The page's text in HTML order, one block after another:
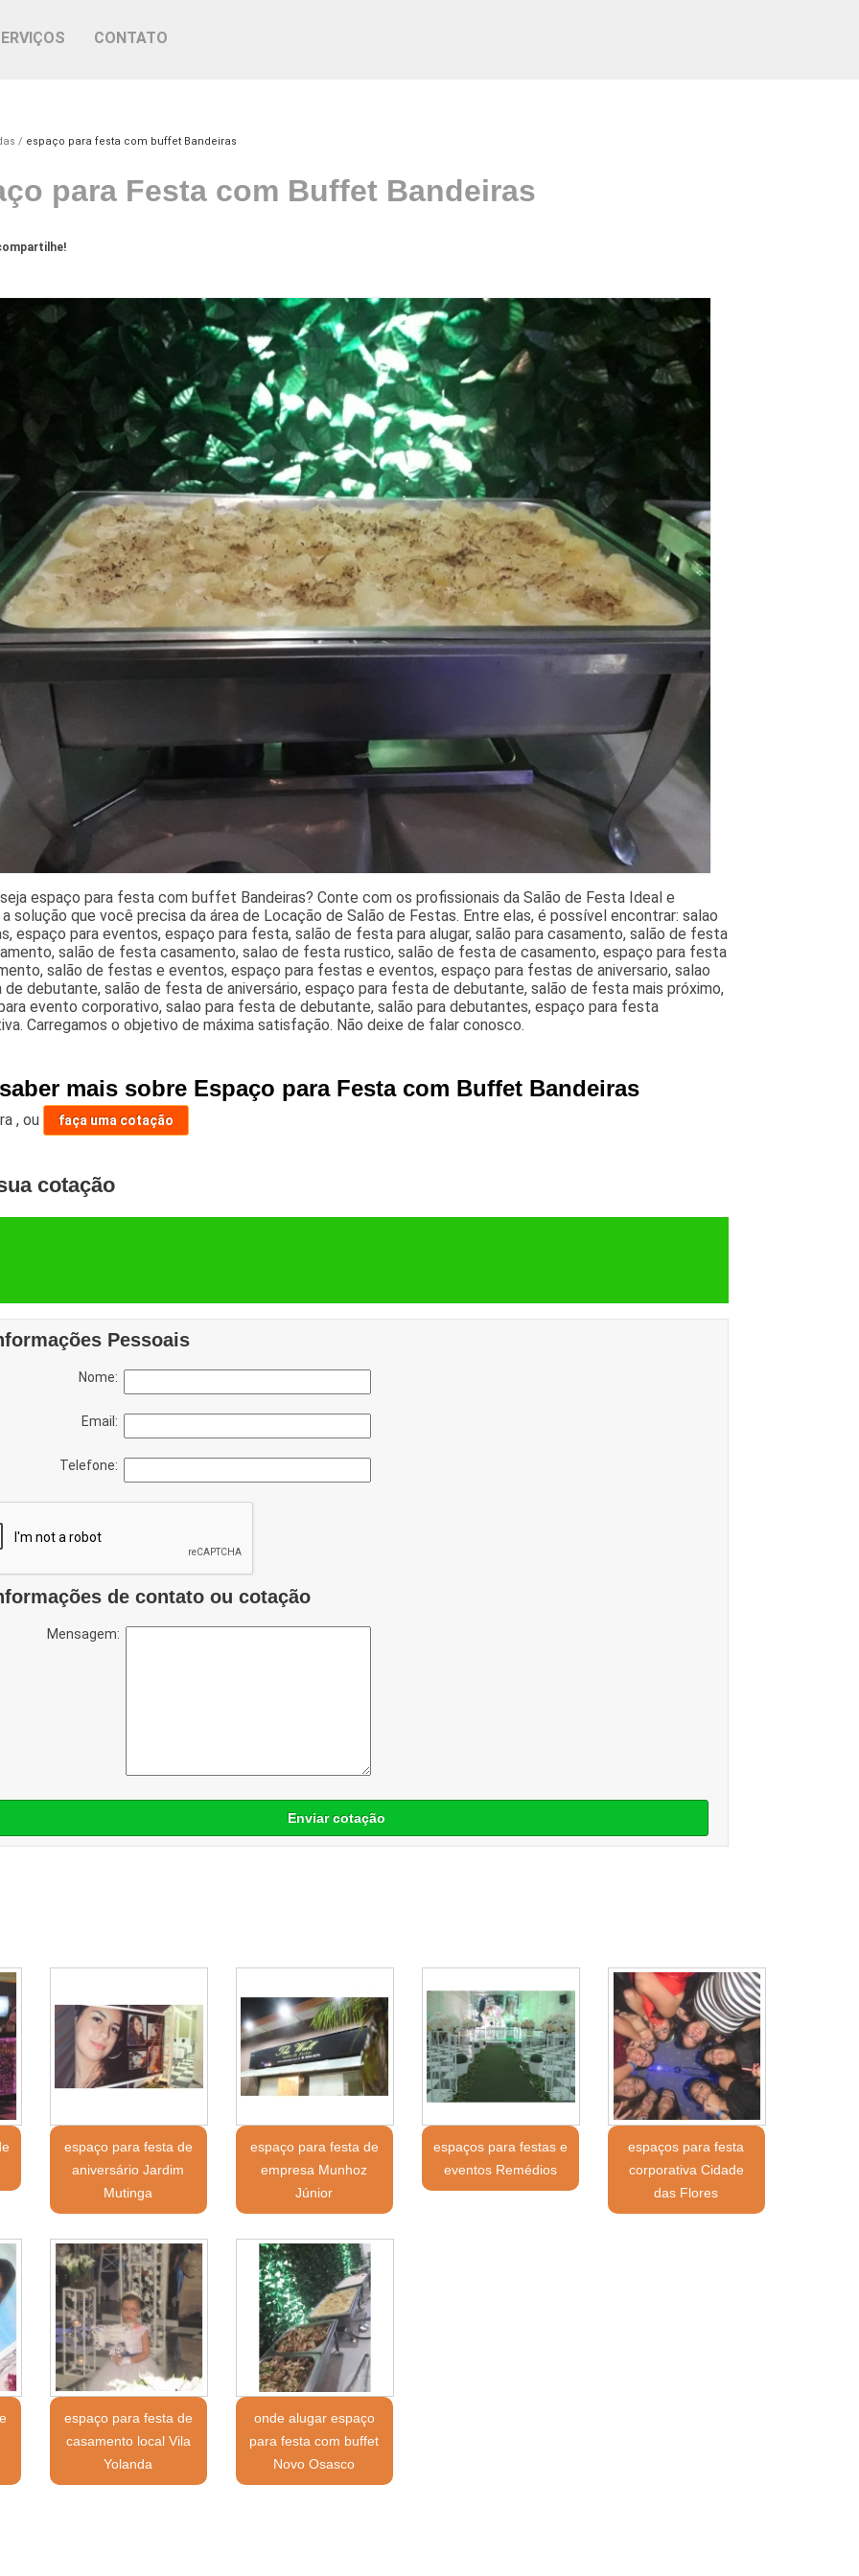
CONTATO
espaço para festa com buffet Bandeiras
para Festa com Buffet Bandeiras
espaço para festa com buffet Bandeiras? Conte com os profissionais da Salão de Festa Ideal e
solução que você precisa da área de Locação de Salão de Festas. Entre elas, é possível encontrar: salao
espaço para eventos, espaço para festa, salão de festa para alugar, salão para casamento, salão de festa
salão de festa casamento, salao de festa rustico, salão de festa de casamento, espaço para festa
salão de festas e eventos, espaço para festas e eventos, espaço para festas de aniversario, salao
debutante, salão de festa de aniversário, espaço para festa de debutante, salão de festa mais próximo,
evento corporativo, salao para festa de debutante, salão para debutantes, espaço para festa
Carregamos o objetivo de máxima satisfação. Não deixe de falar conosco.
mais sobre Espaço para Festa com Buffet Bandeiras
,ou faça uma cotação
cotação
Pessoais
Nome:
Email:
Telefone:
de contato ou cotação
Mensagem:
Enviar cotação
espaço para festa de
aniversário Jardim
Mutinga
espaço para festa de
empresa Munhoz
Júnior
espaços para festas e
eventos Remédios
espaços para festa
corporativa Cidade
das Flores
espaço para festa de
casamento local Vila
Yolanda
onde alugar espaço
para festa com buffet
Novo Osasco